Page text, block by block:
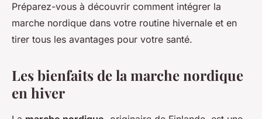
Préparez-vous à découvrir comment intégrer la
marche nordique dans votre routine hivernale et en
tirer tous les avantages pour votre santé.
Les bienfaits de la marche nordique
en hiver